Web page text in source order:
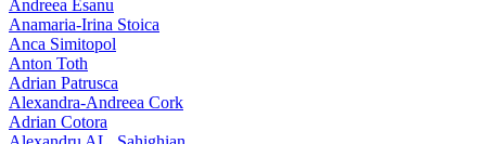
Andreea Esanu
Anamaria-Irina Stoica
Anca Simitopol
Anton Toth
Adrian Patrusca
Alexandra-Andreea Cork
Adrian Cotora